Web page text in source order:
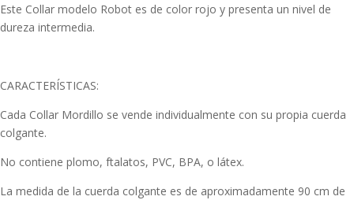
Este Collar modelo Robot es de color rojo y presenta un nivel de
dureza intermedia.
CARACTERÍSTICAS:
Cada Collar Mordillo se vende individualmente con su propia cuerda
colgante.
No contiene plomo, ftalatos, PVC, BPA, o látex.
La medida de la cuerda colgante es de aproximadamente 90 cm de